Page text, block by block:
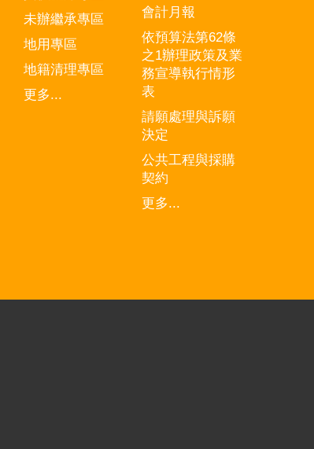
未辦繼承專區
地用專區
地籍清理專區
更多...
會計月報
依預算法第62條
之1辦理政策及業
務宣導執行情形
表
請願處理與訴願
決定
公共工程與採購
契約
更多...